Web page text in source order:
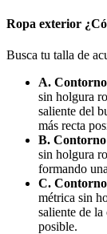
Ropa exterior
Busca tu talla de
A.
sin holgura
saliente del
más recta
B.
sin holgura
formando
C.
métrica sin
saliente de
posible.